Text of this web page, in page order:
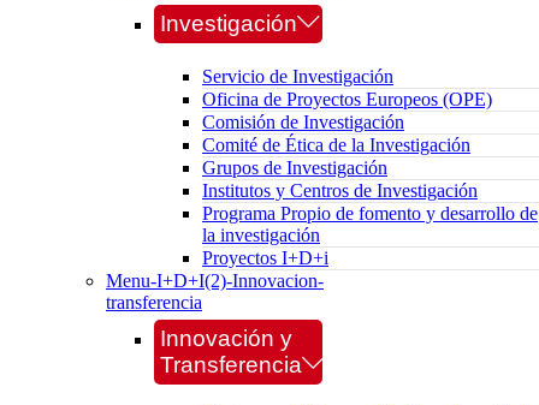
Investigación
Servicio de Investigación
Oficina de Proyectos Europeos (OPE)
Comisión de Investigación
Comité de Ética de la Investigación
Grupos de Investigación
Institutos y Centros de Investigación
Programa Propio de fomento y desarrollo de
la investigación
Proyectos I+D+i
Menu-I+D+I(2)-Innovacion-
transferencia
Innovación y
Transferencia